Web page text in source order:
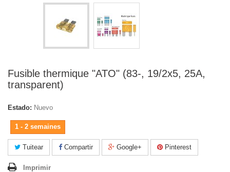
Fusible thermique "ATO" (83-, 19/2x5, 25A,
transparent)
Estado: Nuevo
1 - 2 semaines
Tuitear Compartir Google+ Pinterest
Imprimir